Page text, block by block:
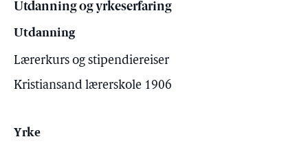
Utdanning og yrkeserfaring
Utdanning
Lærerkurs og stipendiereiser
Kristiansand lærerskole 1906
Yrke